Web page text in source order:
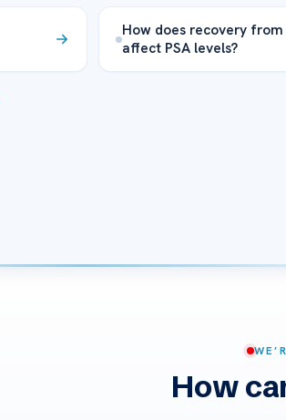
How does recovery
affect PSA levels?
How